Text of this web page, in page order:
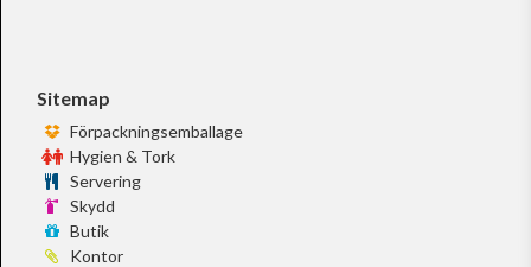
Sitemap
Förpackningsemballage
Hygien & Tork
Servering
Skydd
Butik
Kontor